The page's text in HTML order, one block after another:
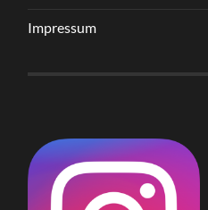
Impressum